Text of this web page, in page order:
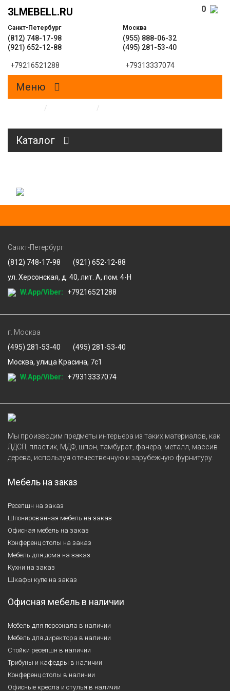
3LMEBELL.RU
Санкт-Петербург
(812) 748-17-98
(921) 652-12-88
+79216521288
Москва
(955) 888-06-32
(495) 281-53-40
+79313337074
0
Меню
/ /
Каталог
Санкт-Петербург
(812) 748-17-98
(921) 652-12-88
ул. Херсонская, д. 40, лит. А, пом. 4-Н
W.App/Viber:
+79216521288
г. Москва
(495) 281-53-40
(495) 281-53-40
Москва, улица Красина, 7с1
W.App/Viber:
+79313337074
Мы производим предметы интерьера из таких материалов, как
ЛДСП, пластик, МДФ, шпон, тамбурат, фанера, металл, массив
дерева, используя отечественную и зарубежную фурнитуру.
Мебель на заказ
Ресепшн на заказ
Шпонированная мебель на заказ
Офисная мебель на заказ
Конференц столы на заказ
Мебель для дома на заказ
Кухни на заказ
Шкафы купе на заказ
Офисная мебель в наличии
Мебель для персонала в наличии
Мебель для директора в наличии
Стойки ресепшн в наличии
Трибуны и кафедры в наличии
Конференц столы в наличии
Офисные кресла и стулья в наличии